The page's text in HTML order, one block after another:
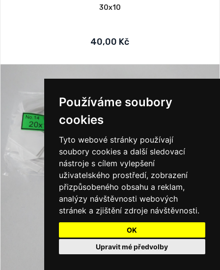
Používáme soubory
cookies
Tyto webové stránky používají
soubory cookies a další sledovací
nástroje s cílem vylepšení
uživatelského prostředí, zobrazení
přizpůsobeného obsahu a reklam,
analýzy návštěvnosti webových
stránek a zjištění zdroje návštěvnosti.
OK
Upravit mé předvolby
30x10
40,00 Kč